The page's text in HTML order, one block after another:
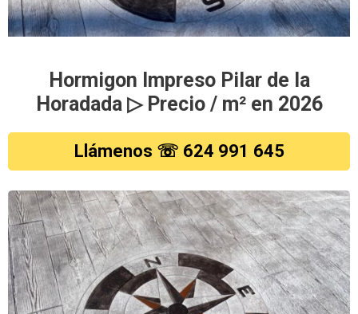
Hormigon Impreso Pilar de la
Horadada ▷ Precio / m² en 2026
Llámenos ☏ 624 991 645